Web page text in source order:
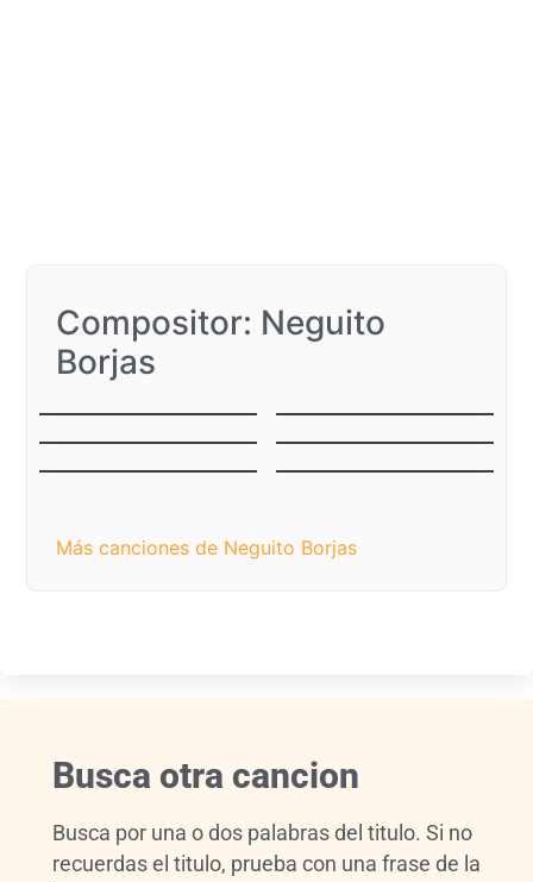
Compositor: Neguito
Borjas
Sin Rencor
Gaita Onomatopeyica
No la para nadie
Amor del bueno
Punta Icotea
Nunca Te Dejaré Ir
Más canciones de Neguito Borjas
Busca otra cancion
Busca por una o dos palabras del titulo. Si no
recuerdas el titulo, prueba con una frase de la